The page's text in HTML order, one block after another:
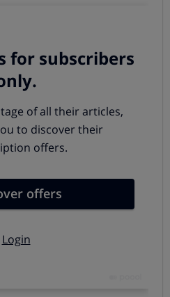
la fecha de caducidad y no los
con el salmón ahumado, el
descongelar estos productos
menos de 24 horas.
riesgos microbiológicos
picadas, carnes de pollo... El
patógenas existe, y es
la fecha, pero no hay